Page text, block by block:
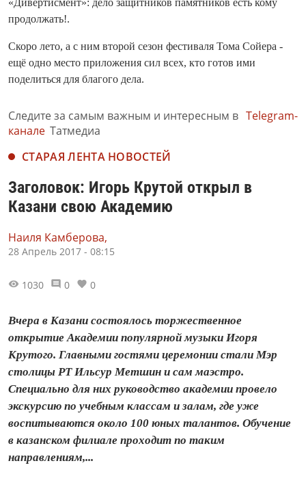
продолжать!.
Скоро лето, а с ним второй сезон фестиваля Тома Сойера -
ещё одно место приложения сил всех, кто готов ими
поделиться для благого дела.
Следите за самым важным и интересным в Telegram-
канале Татмедиа
СТАРАЯ ЛЕНТА НОВОСТЕЙ
Заголовок: Игорь Крутой открыл в
Казани свою Академию
Наиля Камберова,
28 Апрель 2017 - 08:15
1030 0 0
Вчера в Казани состоялось торжественное
открытие Академии популярной музыки Игоря
Крутого. Главными гостями церемонии стали Мэр
столицы РТ Ильсур Метшин и сам маэстро.
Специально для них руководство академии провело
экскурсию по учебным классам и залам, где уже
воспитываются около 100 юных талантов. Обучение
в казанском филиале проходит по таким
направлениям,...